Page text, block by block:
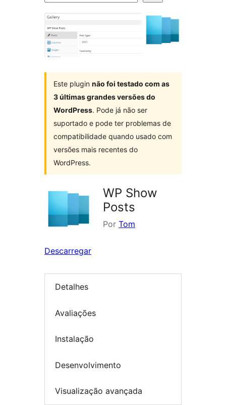
Este plugin não foi testado com as
3 últimas grandes versões do
WordPress. Pode já não ser
suportado e pode ter problemas de
compatibilidade quando usado com
versões mais recentes do
WordPress.
WP Show
Posts
Por Tom
Descarregar
Detalhes
Avaliações
Instalação
Desenvolvimento
Visualização avançada